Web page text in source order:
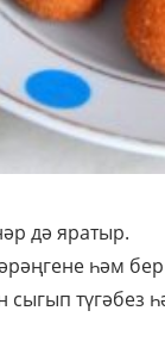
дә яратыр.
һәм
сыгып